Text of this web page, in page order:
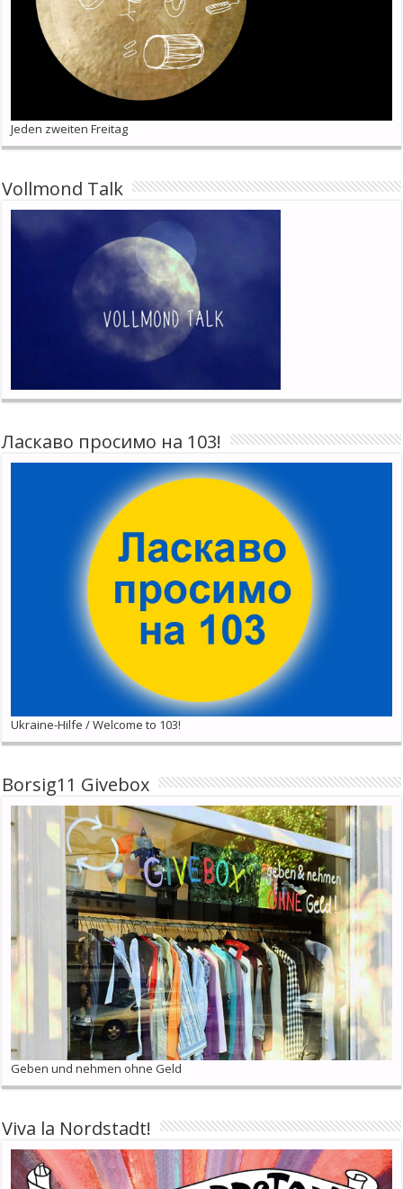
Jeden zweiten Freitag
Vollmond Talk
Ласкаво просимо на 103!
Ukraine-Hilfe / Welcome to 103!
Borsig11 Givebox
Geben und nehmen ohne Geld
Viva la Nordstadt!